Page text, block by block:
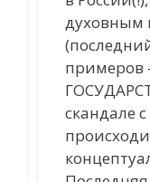
духовным
примеров
скандале